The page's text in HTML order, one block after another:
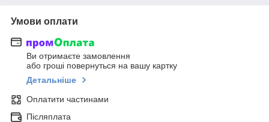
Умови оплати
Ви отримаєте замовлення
або гроші повернуться на вашу картку
Детальніше
Оплатити частинами
Післяплата